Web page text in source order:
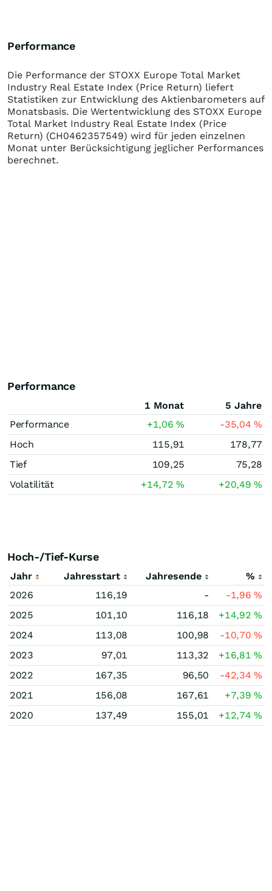
Performance
Die Performance der STOXX Europe Total Market
Industry Real Estate Index (Price Return) liefert
Statistiken zur Entwicklung des Aktienbarometers auf
Monatsbasis. Die Wertentwicklung des STOXX Europe
Total Market Industry Real Estate Index (Price
Return) (CH0462357549) wird für jeden einzelnen
Monat unter Berücksichtigung jeglicher Performances
berechnet.
Performance
1 Monat
5 Jahre
Performance
+1,06% -35,04%
Hoch
115,91
178,77
Tief
109,25
75,28
Volatilität
+14,72% +20,49%
Hoch-/Tief-Kurse
Jahr Jahresstart Jahresende
%
2026
116,19 - -1,96%
2025
101,10 116,18 +14,92%
2024
113,08 100,98 -10,70%
2023
97,01 113,32 +16,81%
2022
167,35 96,50 -42,34%
2021
156,08 167,61 +7,39%
2020
137,49 155,01 +12,74%